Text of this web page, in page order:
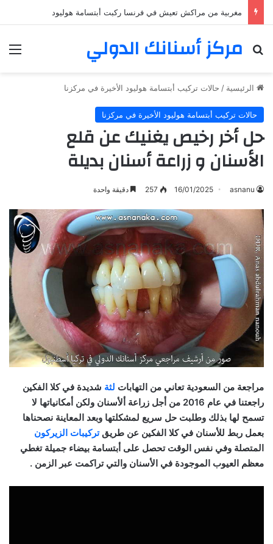
مغربية من مراكش تعيش في فرنسا ركبت أبتسامة هوليود
مركز أسنانك الدولي
بحث عن
الرئيسية / حالات تركيب أبتسامة هوليود الأخيرة في مركزنا
حالات تركيب أبتسامة هوليود الأخيرة في مركزنا
حل أخر رخيص يغنيك عن قلع
الأسنان و زراعة أسنان بديلة
asnanu
16/01/2025
257 دقيقة واحدة
مراجعة من السعودية تعاني من التهابات لثة شديدة في كلا الفكين
راجعتنا في عام 2016 من أجل زراعة ألأسنان ولكن أمكانياتها لا
تسمح لها بذلك وطلبت حل سريع لمشكلتها وبعد المعاينة نصحناها
بعمل ربط للأسنان في كلا الفكين عن طريقتركيبات الزيركون
المتصلة وفي نفس الوقت تحصل على أبتسامة بيضاء جميلة تغطي
معظم العيوب الموجودة في الأسنان والتي تراكمت عبر الزمن .